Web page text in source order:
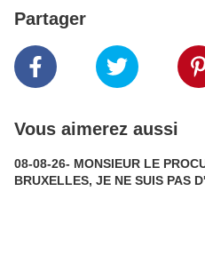
Partager
Vous aimerez aussi
08-08-26- MONSIEUR LE